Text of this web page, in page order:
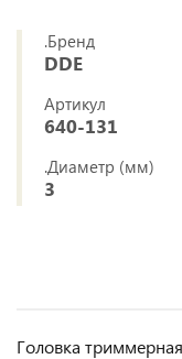
.Бренд
DDE
Артикул
640-131
.Диаметр (мм)
3
Головка